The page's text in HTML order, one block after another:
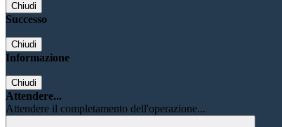
Chiudi
Successo
Chiudi
Informazione
Chiudi
Attendere...
Attendere il completamento dell'operazione...